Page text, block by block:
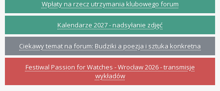
Wpłaty na rzecz utrzymania klubowego forum
Kalendarze 2027 - nadsyłanie zdjęć
Ciekawy temat na forum: Budziki a poezja i sztuka konkretna
Festiwal Passion for Watches - Wrocław 2026 - transmisje
wykładów